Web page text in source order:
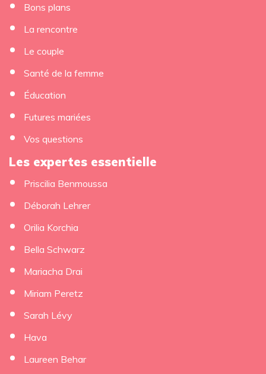
Bons plans
La rencontre
Le couple
Santé de la femme
Éducation
Futures mariées
Vos questions
Les expertes essentielle
Priscilia Benmoussa
Déborah Lehrer
Orilia Korchia
Bella Schwarz
Mariacha Drai
Miriam Peretz
Sarah Lévy
Hava
Laureen Behar